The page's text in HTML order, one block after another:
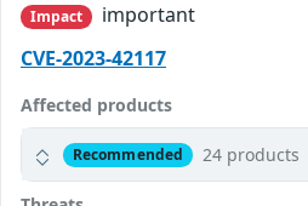
Impact
important
CVE-2023-42117
Affected products
Recommended 24 products